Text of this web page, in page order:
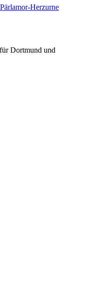
Herzurne
Dortmund und